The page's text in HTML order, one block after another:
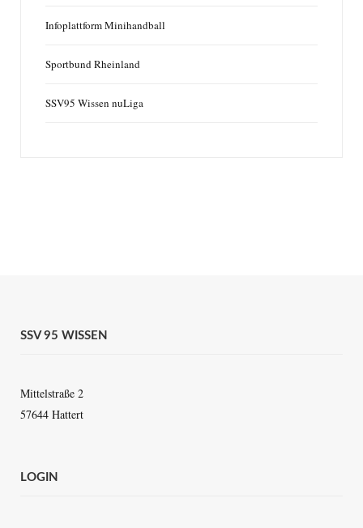
Infoplattform Minihandball
Sportbund Rheinland
SSV95 Wissen nuLiga
SSV 95 WISSEN
Mittelstraße 2
57644 Hattert
LOGIN